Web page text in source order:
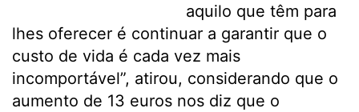
aquilo que têm para
lhes oferecer é continuar a garantir que o
custo de vida é cada vez mais
incomportável”, atirou, considerando que o
aumento de 13 euros nos diz que o